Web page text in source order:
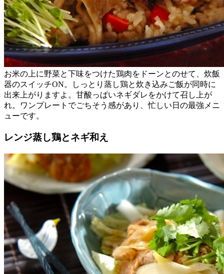
お米の上に野菜と下味をつけた鶏肉をドーンとのせて、炊飯
器のスイッチON。しっとり蒸し鶏と炊き込みご飯が同時に
出来上がりますよ。甘酸っぱいネギダレをかけて召し上が
れ。ワンプレートでごちそう感があり、忙しい日の最強メニ
ューです。
レンジ蒸し鶏とネギ和え